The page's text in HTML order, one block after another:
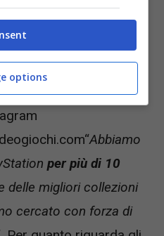
Heads diventeranno
costose per i
Abbiamo
per più di 10
delle migliori collezioni
cercato con forza di
options